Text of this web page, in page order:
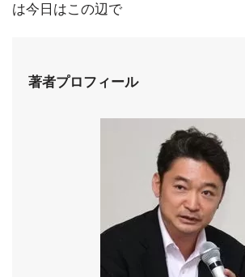
は今日はこの辺で
著者プロフィール